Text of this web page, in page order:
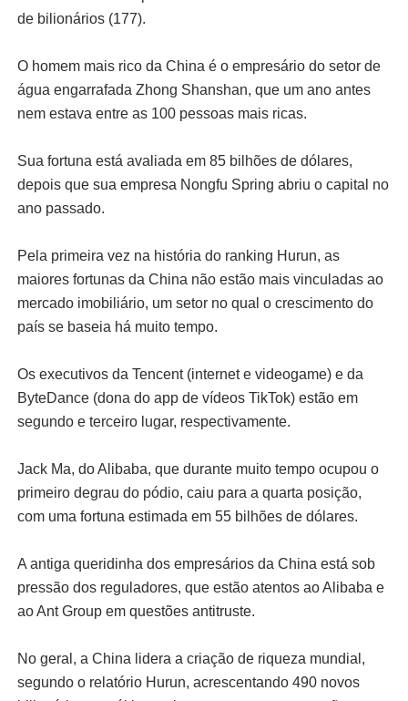
de bilionários (177).
O homem mais rico da China é o empresário do setor de
água engarrafada Zhong Shanshan, que um ano antes
nem estava entre as 100 pessoas mais ricas.
Sua fortuna está avaliada em 85 bilhões de dólares,
depois que sua empresa Nongfu Spring abriu o capital no
ano passado.
Pela primeira vez na história do ranking Hurun, as
maiores fortunas da China não estão mais vinculadas ao
mercado imobiliário, um setor no qual o crescimento do
país se baseia há muito tempo.
Os executivos da Tencent (internet e videogame) e da
ByteDance (dona do app de vídeos TikTok) estão em
segundo e terceiro lugar, respectivamente.
Jack Ma, do Alibaba, que durante muito tempo ocupou o
primeiro degrau do pódio, caiu para a quarta posição,
com uma fortuna estimada em 55 bilhões de dólares.
A antiga queridinha dos empresários da China está sob
pressão dos reguladores, que estão atentos ao Alibaba e
ao Ant Group em questões antitruste.
No geral, a China lidera a criação de riqueza mundial,
segundo o relatório Hurun, acrescentando 490 novos